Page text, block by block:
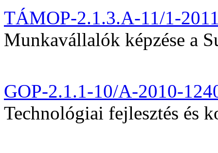
TÁMOP-2.1.3.A-11/1-
Munkavállalók képzése a
GOP-2.1.1-10/A-2010-
Technológiai fejlesztés és